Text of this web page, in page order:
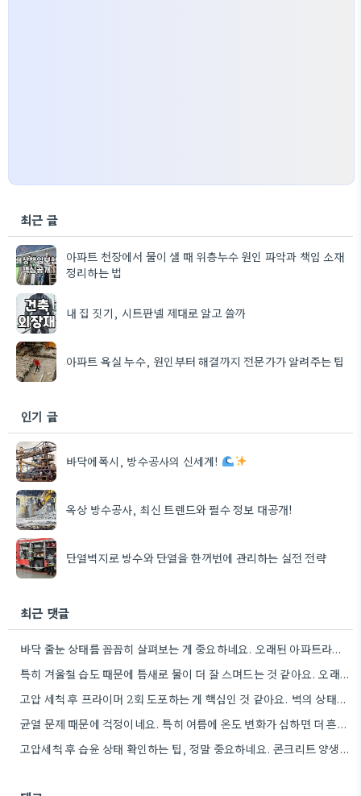
최근 글
아파트 천장에서 물이 샐 때 위층누수 원인 파악과 책임 소재
정리하는 법
내 집 짓기, 시트판넬 제대로 알고 쓸까
아파트 욕실 누수, 원인부터 해결까지 전문가가 알려주는 팁
인기 글
바닥에폭시, 방수공사의 신세계!
옥상 방수공사, 최신 트렌드와 필수 정보 대공개!
단열벽지로 방수와 단열을 한꺼번에 관리하는 실전 전략
최근 댓글
바닥 줄눈 상태를 꼼꼼히 살펴보는 게 중요하네요. 오래된 아파트라면 줄눈부터 망가지기 쉬울 것 같아요.
특히 겨울철 습도 때문에 틈새로 물이 더 잘 스며드는 것 같아요. 오래된 건물일수록 이런 부분에…
고압 세척 후 프라이머 2회 도포하는 게 핵심인 것 같아요. 벽의 상태에 따라 흡수율이 달라지니까,…
균열 문제 때문에 걱정이네요. 특히 여름에 온도 변화가 심하면 더 흔할 텐데, 시공 전에 충분한…
고압세척 후 습윤 상태 확인하는 팁, 정말 중요하네요. 콘크리트 양생 기간도 꼼꼼히 확인해야 하는 것…